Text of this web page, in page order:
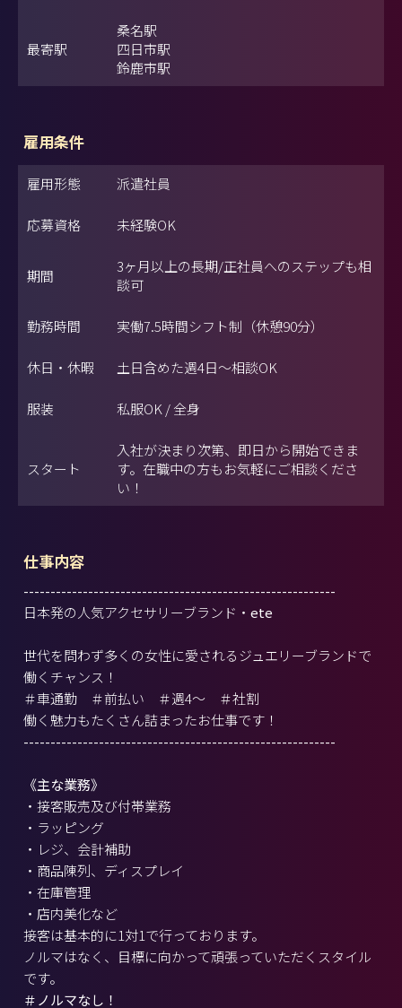
最寄駅
桑名駅
四日市駅
鈴鹿市駅
雇用条件
雇用形態 派遣社員
応募資格 未経験OK
期間
3ヶ月以上の長期/正社員へのステップも相
談可
勤務時間 実働7.5時間シフト制（休憩90分）
休日・休暇 土日含めた週4日～相談OK
服装 私服OK / 全身
スタート
入社が決まり次第、即日から開始できま
す。在職中の方もお気軽にご相談くださ
い！
仕事内容
----------------------------------------------------------
日本発の人気アクセサリーブランド・ ete
世代を問わず多くの女性に愛されるジュエリーブランドで
働くチャンス！
＃車通勤 ＃前払い ＃週4～ ＃社割
働く魅力もたくさん詰まったお仕事です！
----------------------------------------------------------
《主な業務》
・接客販売及び付帯業務
・ラッピング
・レジ、会計補助
・商品陳列、ディスプレイ
・在庫管理
・店内美化など
接客は基本的に1対1で行っております。
ノルマはなく、目標に向かって頑張っていただくスタイル
です。
＃ノルマなし！